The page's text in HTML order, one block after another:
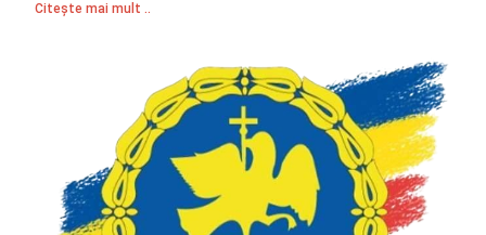
Citește mai mult ..